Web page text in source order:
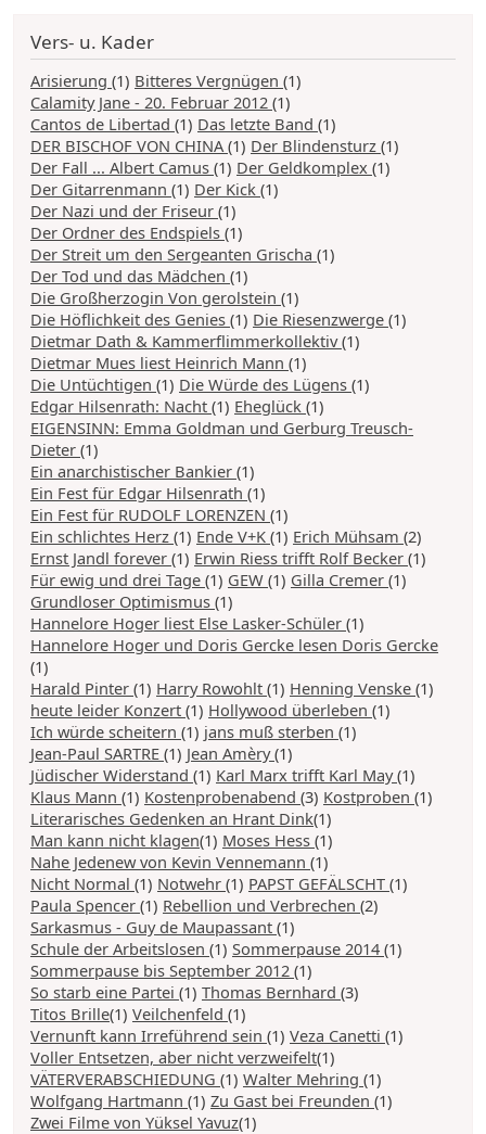
Vers- u. Kader
Arisierung (1) Bitteres Vergnügen (1)
Calamity Jane - 20. Februar 2012 (1)
Cantos de Libertad (1) Das letzte Band (1)
DER BISCHOF VON CHINA (1) Der Blindensturz (1)
Der Fall ... Albert Camus (1) Der Geldkomplex (1)
Der Gitarrenmann (1) Der Kick (1)
Der Nazi und der Friseur (1)
Der Ordner des Endspiels (1)
Der Streit um den Sergeanten Grischa (1)
Der Tod und das Mädchen (1)
Die Großherzogin Von gerolstein (1)
Die Höflichkeit des Genies (1) Die Riesenzwerge (1)
Dietmar Dath & Kammerflimmerkollektiv(1)
Dietmar Mues liest Heinrich Mann (1)
Die Untüchtigen (1) Die Würde des Lügens (1)
Edgar Hilsenrath: Nacht (1) Eheglück (1)
EIGENSINN: Emma Goldman und Gerburg Treusch-
Dieter (1)
Ein anarchistischer Bankier (1)
Ein Fest für Edgar Hilsenrath (1)
Ein Fest für RUDOLF LORENZEN (1)
Ein schlichtes Herz (1) Ende V+K (1) Erich Mühsam (2)
Ernst Jandl forever (1) Erwin Riess trifft Rolf Becker (1)
Für ewig und drei Tage (1) GEW (1) Gilla Cremer (1)
Grundloser Optimismus (1)
Hannelore Hoger liest Else Lasker-Schüler (1)
Hannelore Hoger und Doris Gercke lesen Doris Gercke
(1)
Harald Pinter (1) Harry Rowohlt (1) Henning Venske (1)
heute leider Konzert (1) Hollywood überleben (1)
Ich würde scheitern (1) jans muß sterben (1)
Jean-Paul SARTRE (1) Jean Amèry(1)
Jüdischer Widerstand (1) Karl Marx trifft Karl May(1)
Klaus Mann (1) Kostenprobenabend (3) Kostproben (1)
Literarisches Gedenken an Hrant Dink(1)
Man kann nicht klagen(1) Moses Hess (1)
Nahe Jedenew von Kevin Vennemann (1)
Nicht Normal (1) Notwehr (1) PAPST GEFÄLSCHT (1)
Paula Spencer (1) Rebellion und Verbrechen (2)
Sarkasmus - Guy de Maupassant (1)
Schule der Arbeitslosen (1) Sommerpause 2014 (1)
Sommerpause bis September 2012 (1)
So starb eine Partei (1) Thomas Bernhard (3)
Titos Brille(1) Veilchenfeld (1)
Vernunft kann Irreführend sein (1) Veza Canetti (1)
Voller Entsetzen, aber nicht verzweifelt(1)
VÄTERVERABSCHIEDUNG (1) Walter Mehring (1)
Wolfgang Hartmann (1) Zu Gast bei Freunden (1)
Zwei Filme von Yüksel Yavuz(1)